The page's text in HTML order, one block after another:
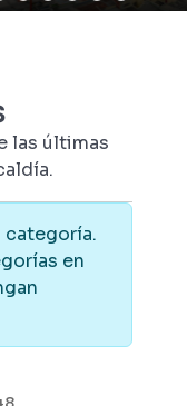
las últimas
categoría.
en